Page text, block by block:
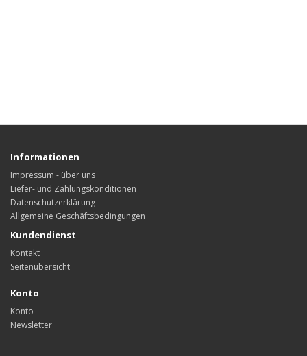
Informationen
Impressum - über uns
Liefer- und Zahlungskonditionen
Datenschutzerklärung
Allgemeine Geschäftsbedingungen
Kundendienst
Kontakt
Seitenübersicht
Konto
Konto
Newsletter